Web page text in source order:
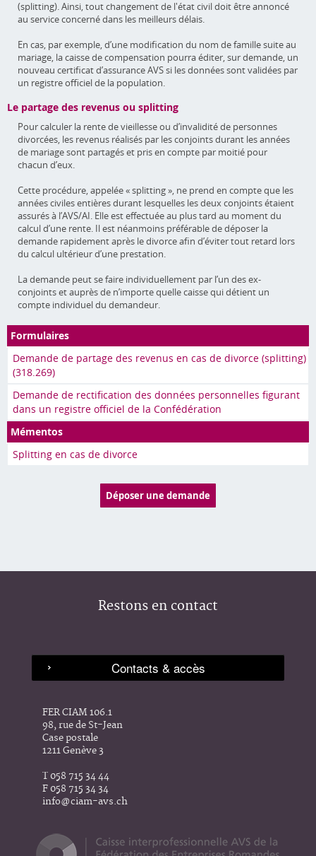
(splitting). Ainsi, tout changement de l'état civil doit être annoncé
au service concerné dans les meilleurs délais.
En cas, par exemple, d’une modification du nom de famille suite au
mariage, la caisse de compensation pourra éditer, sur demande, un
nouveau certificat d’assurance AVS si les données sont validées par
un registre officiel de la population.
Le partage des revenus ou splitting
Pour calculer la rente de vieillesse ou d’invalidité de personnes
divorcées, les revenus réalisés par les conjoints durant les années
de mariage sont partagés et pris en compte par moitié pour
chacun d’eux.
Cette procédure, appelée « splitting », ne prend en compte que les
années civiles entières durant lesquelles les deux conjoints étaient
assurés à l’AVS/AI. Elle est effectuée au plus tard au moment du
calcul d’une rente. Il est néanmoins préférable de déposer la
demande rapidement après le divorce afin d’éviter tout retard lors
du calcul ultérieur d’une prestation.
La demande peut se faire individuellement par l’un des ex-
conjoints et auprès de n’importe quelle caisse qui détient un
compte individuel du demandeur.
Formulaires
Demande de partage des revenus en cas de divorce (splitting)
(318.269)
Demande de rectification des données personnelles figurant
dans un registre officiel de la Confédération
Mémentos
Splitting en cas de divorce
Déposer une demande
Restons en contact
FER CIAM 106.1
98, rue de St-Jean
Case postale
1211 Genève 3
T 058 715 34 44
F 058 715 34 34
info@ciam-avs.ch